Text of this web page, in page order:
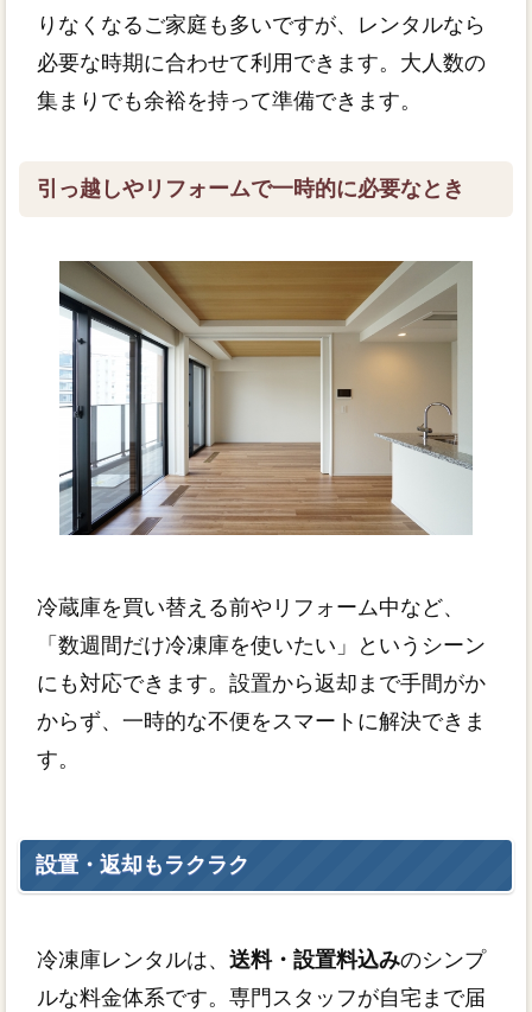
りなくなるご家庭も多いですが、レンタルなら
必要な時期に合わせて利用できます。大人数の
集まりでも余裕を持って準備できます。
引っ越しやリフォームで一時的に必要なとき
冷蔵庫を買い替える前やリフォーム中など、
「数週間だけ冷凍庫を使いたい」というシーン
にも対応できます。設置から返却まで手間がか
からず、一時的な不便をスマートに解決できま
す。
設置・返却もラクラク
冷凍庫レンタルは、 送料・設置料込みのシンプ
ルな料金体系です。専門スタッフが自宅まで届